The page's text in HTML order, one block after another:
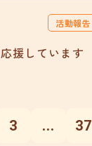
活動報告
援しています
3 ... 37